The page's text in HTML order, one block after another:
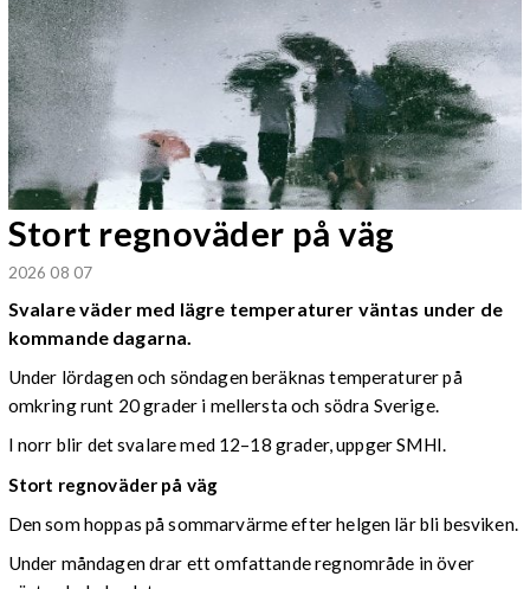
Stort regnoväder på väg
2026 08 07
Svalare väder med lägre temperaturer väntas under de
kommande dagarna.
Under lördagen och söndagen beräknas temperaturer på
omkring runt 20 grader i mellersta och södra Sverige.
I norr blir det svalare med 12–18 grader, uppger SMHI.
Stort regnoväder på väg
Den som hoppas på sommarvärme efter helgen lär bli besviken.
Under måndagen drar ett omfattande regnområde in över